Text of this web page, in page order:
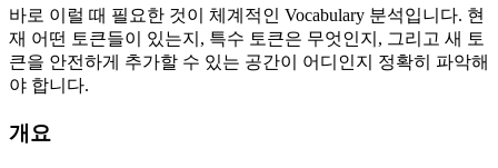
바로 이럴 때 필요한 것이 체계적인 Vocabulary 분석입니다. 현
재 어떤 토큰들이 있는지, 특수 토큰은 무엇인지, 그리고 새 토
큰을 안전하게 추가할 수 있는 공간이 어디인지 정확히 파악해
야 합니다.
개요